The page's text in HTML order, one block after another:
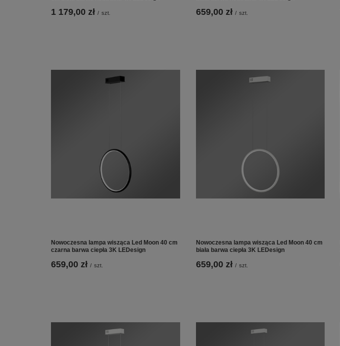
1 179,00 zł / szt. 659,00 zł / szt.
Nowoczesna lampa wisząca Led Moon 40 cm
czarna barwa ciepła 3K LEDesign
659,00 zł / szt.
Nowoczesna lampa wisząca Led Moon 40 cm
biała barwa ciepła 3K LEDesign
659,00 zł / szt.